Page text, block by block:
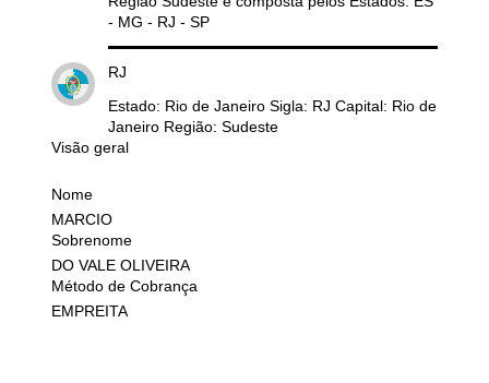
- MG - RJ - SP
RJ
Estado: Rio de Janeiro Sigla: RJ Capital: Rio de
Janeiro Região: Sudeste
Visão geral
Nome
MARCIO
Sobrenome
DO VALE OLIVEIRA
Método de Cobrança
EMPREITA